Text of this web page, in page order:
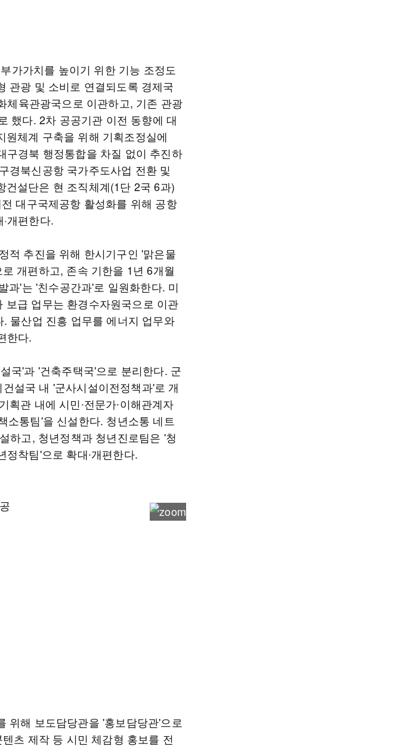
가가치를 높이기 위한 기능 조정도
관광 및 소비로 연결되도록 경제국
체육관광국으로 이관하고, 기존 관광
했다. 2차 공공기관 이전 동향에 대
체계 구축을 위해 기획조정실에
구경북 행정통합을 차질 없이 추진하
경북신공항 국가주도사업 전환 및
건설단은 현 조직체계(1단 2국 6과)
대구국제공항 활성화를 위해 공항
개편한다.
적 추진을 위해 한시기구인 '맑은물
개편하고, 존속 기한을 1년 6개월
과'는 '친수공간과'로 일원화한다. 미
급 업무는 환경수자원국으로 이관
물산업 진흥 업무를 에너지 업무와
한다.
국'과 '건축주택국'으로 분리한다. 군
설국 내 '군사시설이전정책과'로 개
관 내에 시민∙전문가∙이해관계자
소통팀'을 신설한다. 청년소통 네트
하고, 청년정책과 청년진로팀은 '청
착팀'으로 확대∙개편한다.
위해 보도담당관을 '홍보담당관'으로
츠 제작 등 시민 체감형 홍보를 전